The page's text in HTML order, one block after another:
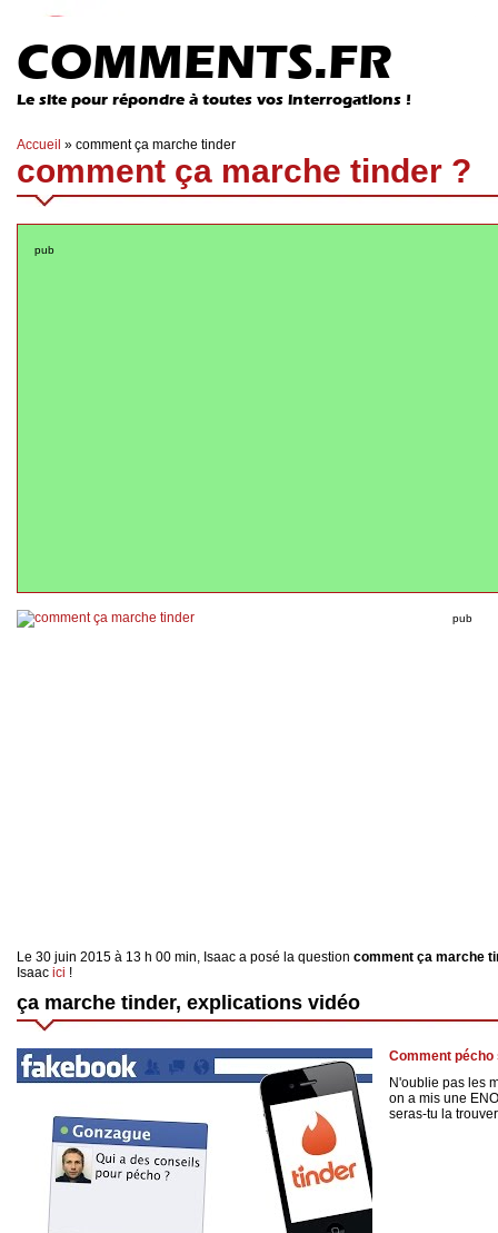
COMMENTS.FR
Le site pour répondre à toutes vos interrogations !
Accueil » comment ça marche tinder
comment ça marche tinder ?
pub
pub
Le 30 juin 2015 à 13 h 00 min, Isaac a posé la question comment ça marche
Isaac ici !
ça marche tinder, explications vidéo
Comment pécho
N'oublie pas les
on a mis une
seras-tu la